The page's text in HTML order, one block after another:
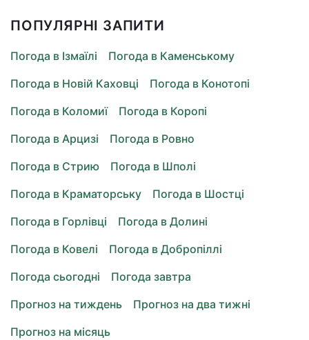
ПОПУЛЯРНІ ЗАПИТИ
Погода в Ізмаїлі
Погода в Каменському
Погода в Новій Каховці
Погода в Конотопі
Погода в Коломиї
Погода в Коропі
Погода в Арцизі
Погода в Ровно
Погода в Стрию
Погода в Шполі
Погода в Краматорську
Погода в Шостці
Погода в Горлівці
Погода в Долині
Погода в Ковелі
Погода в Добропіллі
Погода сьогодні
Погода завтра
Прогноз на тиждень
Прогноз на два тижні
Прогноз на місяць